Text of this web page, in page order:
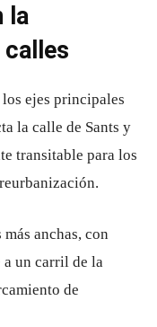
la
ejes principales
la calle de Sants y
transitable para los
anchas, con
a un carril de la
de